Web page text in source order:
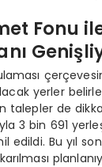
Fonu
yerler
talepler de
3 bin 691
edildi. Bu yıl